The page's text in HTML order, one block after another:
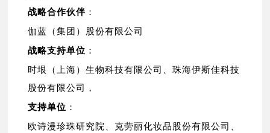
战略合作伙伴 ：
伽蓝（集团）股份有限公司
战略支持单位 ：
时垠（上海）生物科技有限公司、珠海伊斯佳科技
股份有限公司，
支持单位 ：
欧诗漫珍珠研究院、克劳丽化妆品股份有限公司、